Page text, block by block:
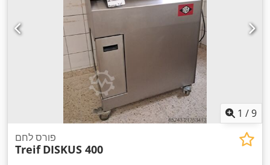
1 /9
פורס לחם
Treif DISKUS 400